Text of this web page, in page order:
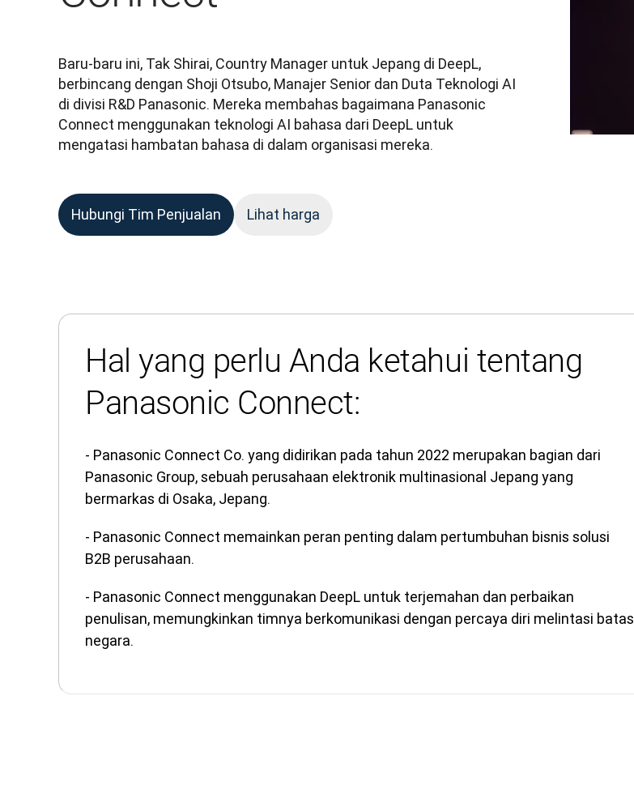
Baru-baru ini, Tak Shirai, Country Manager untuk Jepang di DeepL,
berbincang dengan Shoji Otsubo, Manajer Senior dan Duta Teknologi AI
di divisi R&D Panasonic. Mereka membahas bagaimana Panasonic
Connect menggunakan teknologi AI bahasa dari DeepL untuk
mengatasi hambatan bahasa di dalam organisasi mereka.
Hubungi Tim Penjualan Lihat harga
Hal yang perlu Anda ketahui tentang
Panasonic Connect:
- Panasonic Connect Co. yang didirikan pada tahun 2022 merupakan bagian dari
Panasonic Group, sebuah perusahaan elektronik multinasional Jepang yang
bermarkas di Osaka, Jepang.
- Panasonic Connect memainkan peran penting dalam pertumbuhan bisnis solusi
B2B perusahaan.
- Panasonic Connect menggunakan DeepL untuk terjemahan dan perbaikan
penulisan, memungkinkan timnya berkomunikasi dengan percaya diri melintasi batas
negara.